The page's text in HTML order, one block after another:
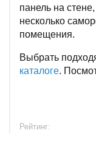
панель на
несколько
помещения.
Выбрать
каталоге.
Рейтинг: